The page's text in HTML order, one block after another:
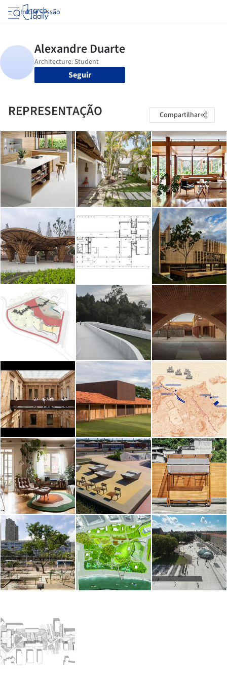
Iniciar sessão
Seguir
REPRESENTAÇÃO Compartilhar